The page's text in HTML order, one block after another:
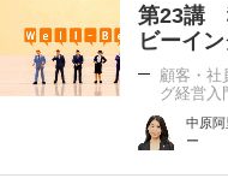
第23講
ビーイ
顧客・社
グ経営入
中原
ー